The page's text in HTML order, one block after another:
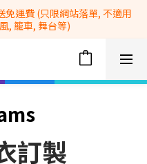
及採購服務供應商
運費 (只限網站落單, 不適用
, 籠車, 舞台等)
訂製